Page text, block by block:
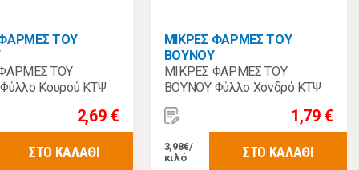
ΤΟΥ
ΤΟΥ
Κουρού ΚΤΨ
2,69 €
ΣΤΟ ΚΑΛΑΘΙ
ΜΙΚΡΕΣ ΦΑΡΜΕΣ ΤΟΥ
ΒΟΥΝΟΥ
ΜΙΚΡΕΣ ΦΑΡΜΕΣ ΤΟΥ
ΒΟΥΝΟΥ Φύλλο Χονδρό ΚΤΨ
450γρ
1,79 €
3,98€/
κιλό
ΣΤΟ ΚΑΛΑΘΙ